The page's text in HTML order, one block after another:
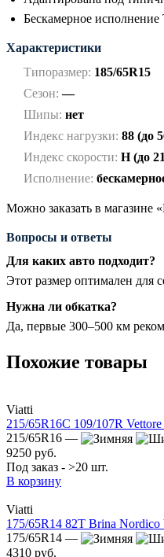
Бескамерное
Характеристики
Типоразмер: 185/65R15
Сезон: —
Шипы: нет
Индекс нагрузки: 88 (до
Индекс скорости: H (до
Исполнение:
Можно заказать в
Вопросы и ответы
Для каких авто подходит?
Этот размер оптимален для
Нужна ли обкатка?
Да, первые 300–500 км
Похожие товары
Viatti
215/65R16C 109/107R
215/65R16 —
9250 руб.
Под заказ - >20 шт.
В корзину
Viatti
175/65R14 82T Brina
175/65R14 —
4310 руб.